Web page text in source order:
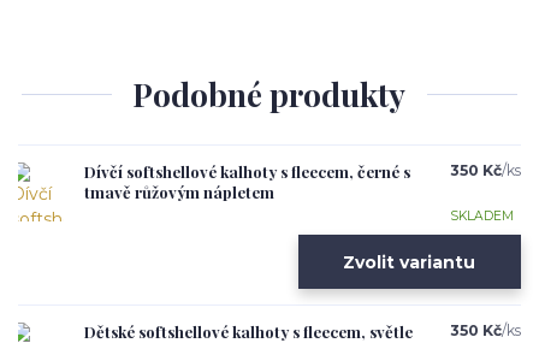
Podobné produkty
Dívčí softshellové kalhoty s fleecem, černé s
tmavě růžovým nápletem
350 Kč/ks
SKLADEM
Zvolit variantu
Dětské softshellové kalhoty s fleecem, světle
350 Kč/ks